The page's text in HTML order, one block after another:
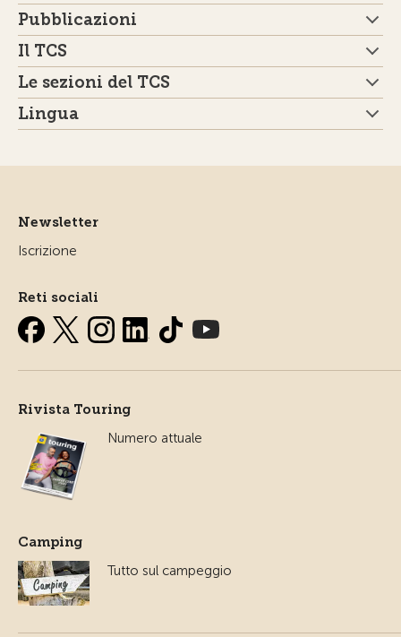
Pubblicazioni
Il TCS
Le sezioni del TCS
Lingua
Newsletter
Iscrizione
Reti sociali
Rivista Touring
Numero attuale
Camping
Tutto sul campeggio